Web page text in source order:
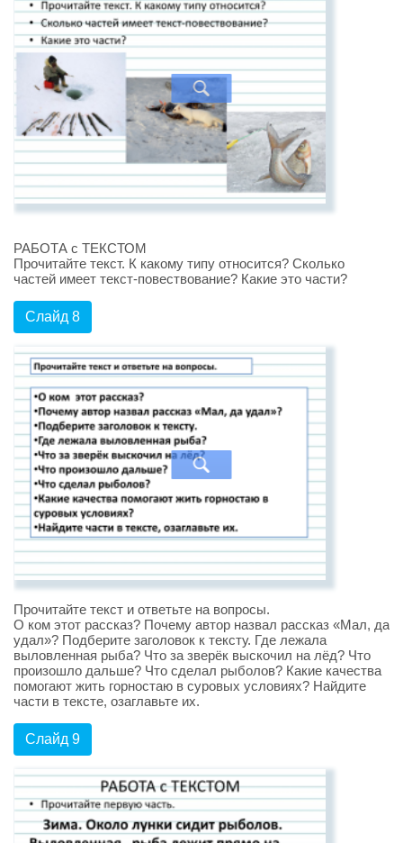
РАБОТА с ТЕКСТОМ
Прочитайте текст. К какому типу относится? Сколько
частей имеет текст-повествование? Какие это части?
Слайд 8
Прочитайте текст и ответьте на вопросы.
О ком этот рассказ? Почему автор назвал рассказ «Мал, да
удал»? Подберите заголовок к тексту. Где лежала
выловленная рыба? Что за зверёк выскочил на лёд? Что
произошло дальше? Что сделал рыболов? Какие качества
помогают жить горностаю в суровых условиях? Найдите
части в тексте, озаглавьте их.
Слайд 9